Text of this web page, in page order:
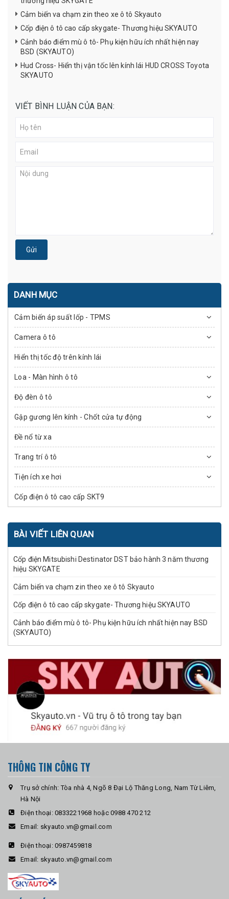
Cảm biến va chạm zin theo xe ô tô Skyauto
Cốp điện ô tô cao cấp skygate- Thương hiệu SKYAUTO
Cảnh báo điểm mù ô tô- Phụ kiện hữu ích nhất hiện nay
BSD (SKYAUTO)
Hud Cross- Hiển thị vận tốc lên kính lái HUD CROSS Toyota
SKYAUTO
VIẾT BÌNH LUẬN CỦA BẠN:
Gửi
DANH MỤC
Cảm biến áp suất lốp - TPMS
Camera ô tô
Hiển thị tốc độ trên kính lái
Loa - Màn hình ô tô
Độ đèn ô tô
Gập gương lên kính - Chốt cửa tự động
Đề nổ từ xa
Trang trí ô tô
Tiện ích xe hơi
Cốp điện ô tô cao cấp SKT9
BÀI VIẾT LIÊN QUAN
Cốp điện Mitsubishi Destinator DST bảo hành 3 năm thương
hiệu SKYGATE
Cảm biến va chạm zin theo xe ô tô Skyauto
Cốp điện ô tô cao cấp skygate- Thương hiệu SKYAUTO
Cảnh báo điểm mù ô tô- Phụ kiện hữu ích nhất hiện nay BSD
(SKYAUTO)
THÔNG TIN CÔNG TY
Trụ sở chính: Tòa nhà 4, Ngõ 8 Đại Lộ Thăng Long, Nam Từ Liêm,
Hà Nội
Điện thoại: 0833221968 hoặc 0988 470 212
Email: skyauto.vn@gmail.com
Điện thoại: 0987459818
Email: skyauto.vn@gmail.com